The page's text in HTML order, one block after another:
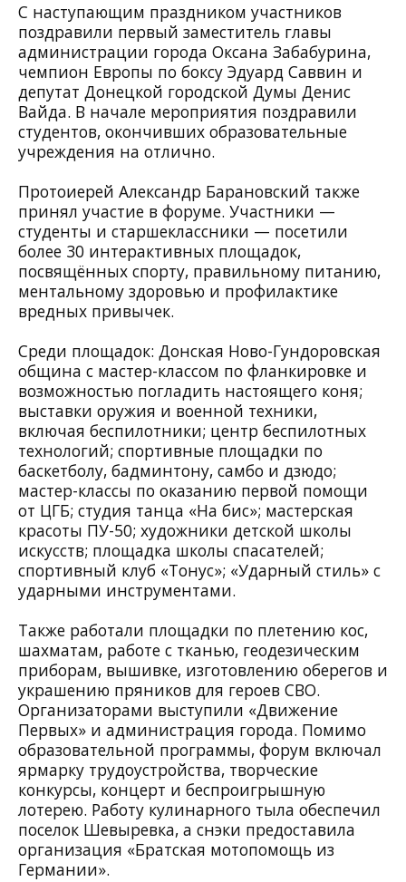
С наступающим праздником участников
поздравили первый заместитель главы
администрации города Оксана Забабурина,
чемпион Европы по боксу Эдуард Саввин и
депутат Донецкой городской Думы Денис
Вайда. В начале мероприятия поздравили
студентов, окончивших образовательные
учреждения на отлично.
Протоиерей Александр Барановский также
принял участие в форуме. Участники —
студенты и старшеклассники — посетили
более 30 интерактивных площадок,
посвящённых спорту, правильному питанию,
ментальному здоровью и профилактике
вредных привычек.
Среди площадок: Донская Ново-Гундоровская
община с мастер-классом по фланкировке и
возможностью погладить настоящего коня;
выставки оружия и военной техники,
включая беспилотники; центр беспилотных
технологий; спортивные площадки по
баскетболу, бадминтону, самбо и дзюдо;
мастер-классы по оказанию первой помощи
от ЦГБ; студия танца «На бис»; мастерская
красоты ПУ-50; художники детской школы
искусств; площадка школы спасателей;
спортивный клуб «Тонус»; «Ударный стиль» с
ударными инструментами.
Также работали площадки по плетению кос,
шахматам, работе с тканью, геодезическим
приборам, вышивке, изготовлению оберегов и
украшению пряников для героев СВО.
Организаторами выступили «Движение
Первых» и администрация города. Помимо
образовательной программы, форум включал
ярмарку трудоустройства, творческие
конкурсы, концерт и беспроигрышную
лотерею. Работу кулинарного тыла обеспечил
поселок Шевыревка, а снэки предоставила
организация «Братская мотопомощь из
Германии».